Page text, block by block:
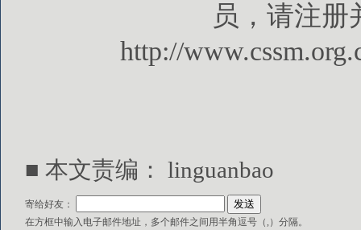
员，请注册
http://
■ 本文责编： linguanbao
寄给好友：
在方框中输入电子邮件地址，多个邮件之间用半角逗号（,）分隔。